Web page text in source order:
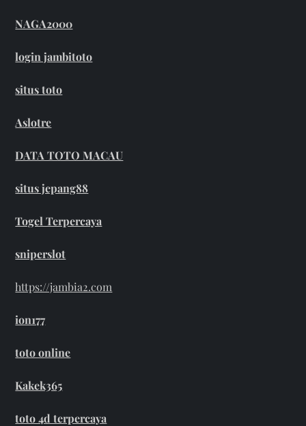
NAGA2000
login jambitoto
situs toto
Aslotre
DATA TOTO MACAU
situs jepang88
Togel Terpercaya
sniperslot
https://jambia2.com
ion177
toto online
Kakek365
toto 4d terpercaya